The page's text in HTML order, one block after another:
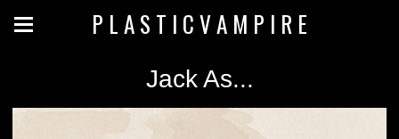
P L A S T I C V A M P I R E
Jack As...